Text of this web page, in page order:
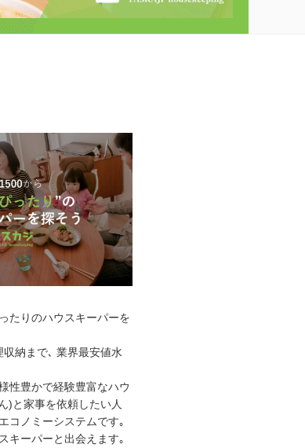
たりのハウスキーパーを
納まで､ 業界最安値水
性豊かで経験豊富なハウ
)と家事を依頼したい人
コノミーシステムです｡
キーパーと出会えます｡